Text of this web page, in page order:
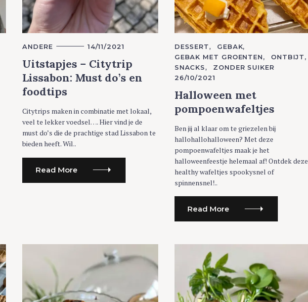
C
T
E
G
O
R
I
S
ANDERE 14/11/2021
Uitstapjes – Citytrip
Lissabon: Must do’s en
foodtips
Citytrips maken in combinatie met lokaal,
veel te lekker voedsel…. Hier vind je de
must do’s die de prachtige stad Lissabon te
bieden heeft. Wil..
Read More
C
A
T
E
G
O
I
S
DESSERT
GEBAK
GEBAK MET GROENTEN
ONTBIJT
SNACKS
ZONDER SUIKER
26/10/2021
Halloween met
pompoenwafeltjes
Ben jij al klaar om te griezelen bij
hallohallohalloween? Met deze
pompoenwafeltjes maak je het
halloweenfeestje helemaal af! Ontdek deze
healthy wafeltjes spookysnel of
spinnensnel!..
Read More